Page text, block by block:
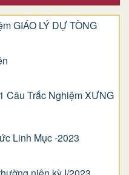
GIÁO LÝ DỰ TÒNG
Câu Trắc Nghiệm XƯNG
Linh Mục -2023